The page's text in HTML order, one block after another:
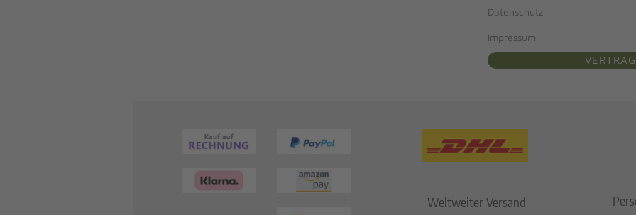
Datenschutz
Impressum
Weltweiter Versand